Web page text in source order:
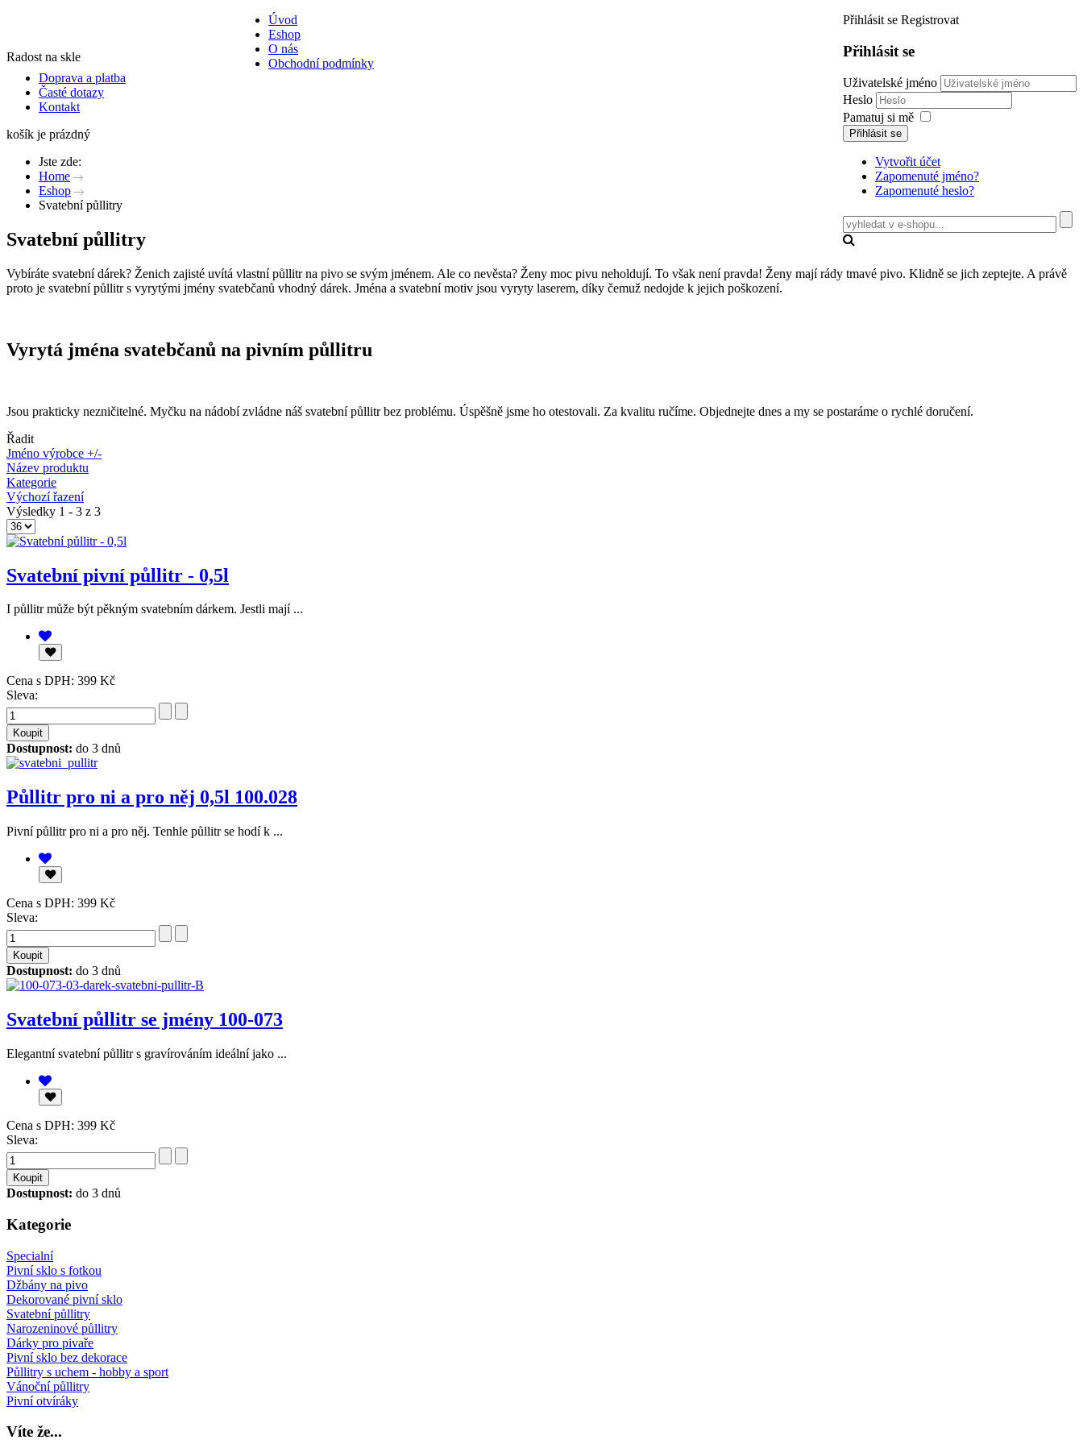
Radost na skle
Přihlásit se Registrovat
Přihlásit se
Uživatelské jméno
Heslo
Pamatuj si mě
Přihlásit se
Vytvořit účet
Zapomenuté jméno?
Zapomenuté heslo?
Úvod
Eshop
O nás
Obchodní podmínky
Doprava a platba
Časté dotazy
Kontakt
košík je prázdný
Jste zde:
Home
Eshop
Svatební půllitry
Svatební půllitry
Vybíráte svatební dárek? Ženich zajisté uvítá vlastní půllitr na pivo se svým jménem. Ale co nevěsta? Ženy moc pivu neholdují. To však není pravda! Ženy mají rády tmavé pivo. Klidně se jich zeptejte. A právě
proto je svatební půllitr s vyrytými jmény svatebčanů vhodný dárek. Jména a svatební motiv jsou vyryty laserem, díky čemuž nedojde k jejich poškození.
Vyrytá jména svatebčanů na pivním půllitru
Jsou prakticky nezničitelné. Myčku na nádobí zvládne náš svatební půllitr bez problému. Úspěšně jsme ho otestovali. Za kvalitu ručíme. Objednejte dnes a my se postaráme o rychlé doručení.
Řadit
Jméno výrobce +/-
Název produktu
Kategorie
Výchozí řazení
Výsledky 1 - 3 z 3
Svatební pivní půllitr - 0,5l
I půllitr může být pěkným svatebním dárkem. Jestli mají ...
Cena s DPH: 399 Kč
Sleva:
Dostupnost: do 3 dnů
Půllitr pro ni a pro něj 0,5l 100.028
Pivní půllitr pro ni a pro něj. Tenhle půllitr se hodí k ...
Cena s DPH: 399 Kč
Sleva:
Dostupnost: do 3 dnů
Svatební půllitr se jmény 100-073
Elegantní svatební půllitr s gravírováním ideální jako ...
Cena s DPH: 399 Kč
Sleva:
Dostupnost: do 3 dnů
Kategorie
Specialní
Pivní sklo s fotkou
Džbány na pivo
Dekorované pivní sklo
Svatební půllitry
Narozeninové půllitry
Dárky pro pivaře
Pivní sklo bez dekorace
Půllitry s uchem - hobby a sport
Vánoční půllitry
Pivní otvíráky
Víte že...